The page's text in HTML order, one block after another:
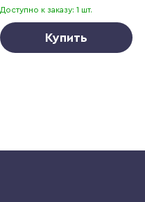
Доступно к заказу: 1 шт.
Купить